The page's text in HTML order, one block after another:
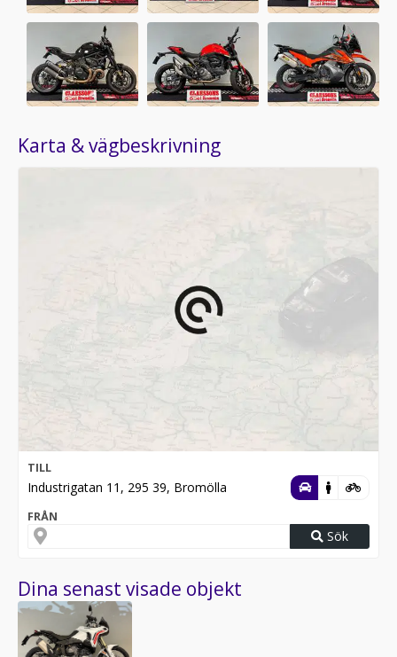
Karta & vägbeskrivning
TILL
Industrigatan 11, 295 39, Bromölla
FRÅN
Sök
Dina senast visade objekt